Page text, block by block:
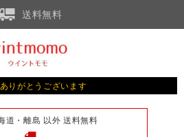
送料無料
りがとうございます
道・離島 以外 送料無料